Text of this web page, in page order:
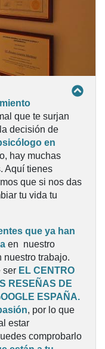
que te surjan
decisión de
en
hay muchas
Aquí tienes
que si nos das
tu vida tu
que ya han
en nuestro
trabajo.
ser EL CENTRO
RESEÑAS DE
ESPAÑA.
, por lo que
estar
comprobarlo